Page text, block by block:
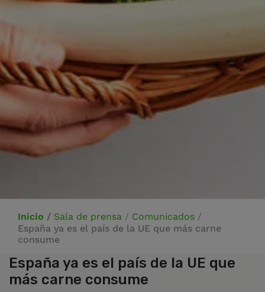
Inicio / Sala de prensa / Comunicados /
España ya es el país de la UE que más carne
consume
España ya es el país de la UE que
más carne consume